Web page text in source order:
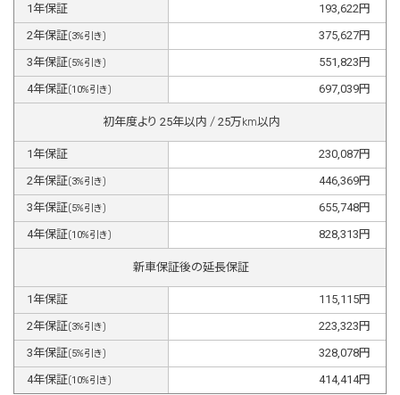
1年保証 193,622円
2年保証(3%引き) 375,627円
3年保証(5%引き) 551,823円
4年保証(10%引き) 697,039円
初年度より 25年以内 / 25万km以内
1年保証 230,087円
2年保証(3%引き) 446,369円
3年保証(5%引き) 655,748円
4年保証(10%引き) 828,313円
新車保証後の延長保証
1年保証 115,115円
2年保証(3%引き) 223,323円
3年保証(5%引き) 328,078円
4年保証(10%引き) 414,414円